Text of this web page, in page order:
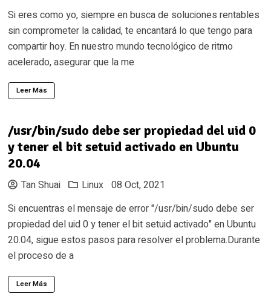
Si eres como yo, siempre en busca de soluciones rentables
sin comprometer la calidad, te encantará lo que tengo para
compartir hoy. En nuestro mundo tecnológico de ritmo
acelerado, asegurar que la me
Leer Más
/usr/bin/sudo debe ser propiedad del uid 0
y tener el bit setuid activado en Ubuntu
20.04
Tan Shuai Linux 08 Oct, 2021
Si encuentras el mensaje de error "/usr/bin/sudo debe ser
propiedad del uid 0 y tener el bit setuid activado" en Ubuntu
20.04, sigue estos pasos para resolver el problema.Durante
el proceso de a
Leer Más